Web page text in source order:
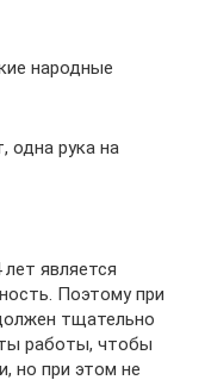
народные
одна рука на
является
Поэтому при
тщательно
работы, чтобы
но при этом не